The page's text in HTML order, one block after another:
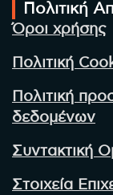
Πολιτική
Όροι χρήσης
Πολιτική
Πολιτική
δεδομένων
Συντακτική
Στοιχεία